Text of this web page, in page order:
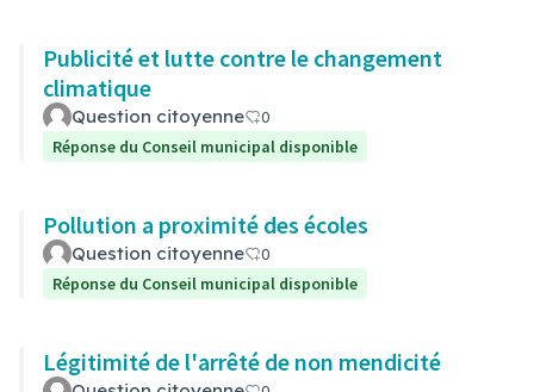
Publicité et lutte contre le changement
climatique
Question citoyenne
0
Réponse du Conseil municipal disponible
Pollution a proximité des écoles
Question citoyenne
0
Réponse du Conseil municipal disponible
Légitimité de l'arrêté de non mendicité